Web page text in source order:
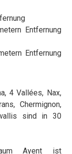
Entfernung
Entfernung
4 Vallées, Nax,
Chermignon,
sind in 30
Ayent ist